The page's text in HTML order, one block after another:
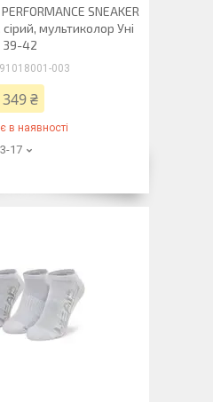
SNEAKER
сірий, мультиколор Уні
39-42
003
349 ₴
в наявності
17